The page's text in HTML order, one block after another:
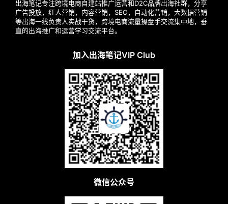
出海笔记专注跨境电商自建站推广运营和D2C品牌出海社群，分享
广告投放，红人营销，内容营销，SEO，自动化营销，大数据营销
等出海一线负责人实战干货，跨境电商流量操盘手交流集中地，垂
直的出海推广和运营学习交流平台。
加入出海笔记VIP Club
微信公众号